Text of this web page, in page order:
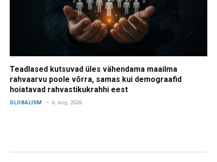
Teadlased kutsuvad üles vähendama maailma
rahvaarvu poole võrra, samas kui demograafid
hoiatavad rahvastikukrahhi eest
GLOBALISM 6. aug. 2026